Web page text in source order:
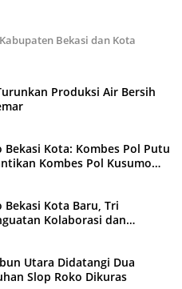
Bekasi dan Kota
Produksi Air Bersih
Kota: Kombes Pol Putu
Kombes Pol Kusumo
Kota Baru, Tri
Kolaborasi dan
Utara Didatangi Dua
Slop Roko Dikuras